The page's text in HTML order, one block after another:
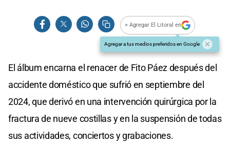
+ Agregar El Litoral en
Agregar a tus medios preferidos en Google
El álbum encarna el renacer de Fito Páez después del
accidente doméstico que sufrió en septiembre del
2024, que derivó en una intervención quirúrgica por la
fractura de nueve costillas y en la suspensión de todas
sus actividades, conciertos y grabaciones.